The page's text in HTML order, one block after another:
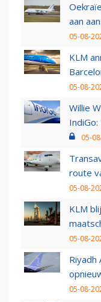
aan
05-08-
KLM
05-08-
Willie
05-
route
05-08-
KLM
05-08-
05-08-